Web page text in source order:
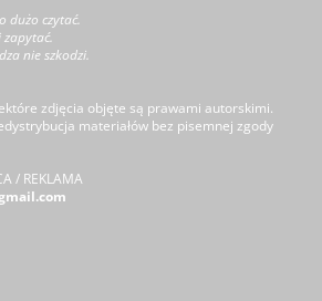
dużo czytać.
zapytać.
nie szkodzi.
zdjęcia objęte są prawami autorskimi.
materiałów bez pisemnej zgody
/ REKLAMA